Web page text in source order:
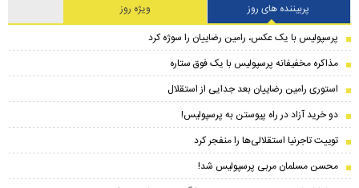
پربیننده های روز
ویژه روز
پرسپولیس با یک عکس، رامین رضاییان را سوژه کرد
مذاکره مخفیفانه پرسپولیس با یک فوق ستاره
استوری رامین رضاییان بعد جدایی از استقلال
دو خرید آزاد در راه پیوستن به پرسپولیس!
توییت تاجرنیا استقلالی‌ها را منفجر کرد
محسن مسلمان مربی پرسپولیس شد!